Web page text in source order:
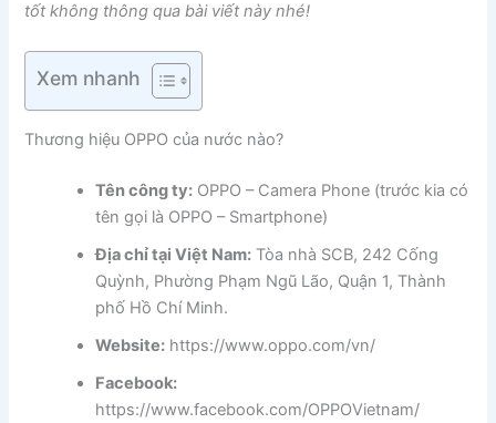
tốt không thông qua bài viết này nhé!
Xem nhanh
Thương hiệu OPPO của nước nào?
Tên công ty: OPPO – Camera Phone (trước kia có
tên gọi là OPPO – Smartphone)
Địa chỉ tại Việt Nam: Tòa nhà SCB, 242 Cống
Quỳnh, Phường Phạm Ngũ Lão, Quận 1, Thành
phố Hồ Chí Minh.
Website: https://www.oppo.com/vn/
Facebook:
https://www.facebook.com/OPPOVietnam/